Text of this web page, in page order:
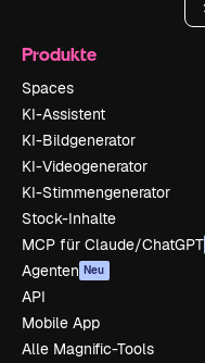
Produkte
Spaces
KI-Assistent
KI-Bildgenerator
KI-Videogenerator
KI-Stimmengenerator
Stock-Inhalte
MCP für Claude/ChatGPT
Agenten Neu
API
Mobile App
Alle Magnific-Tools